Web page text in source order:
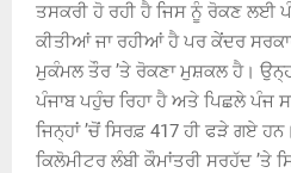
ਤਸਕਰੀ ਹੋ ਰਹੀ ਹੈ ਜਿਸ ਨੂੰ ਰੋਕਣ ਲਈ
ਕੀਤੀਆਂ ਜਾ ਰਹੀਆਂ ਹੈ ਪਰ ਕੇਂਦਰ
ਮੁਕੰਮਲ ਤੌਰ ’ਤੇ ਰੋਕਣਾ ਮੁਸ਼ਕਲ ਹੈ। ਉਨ੍ਹਾਂ
ਪੰਜਾਬ ਪਹੁੰਚ ਰਿਹਾ ਹੈ ਅਤੇ ਪਿਛਲੇ ਪੰਜ
ਜਿਨ੍ਹਾਂ ’ਚੋਂ ਸਿਰਫ਼ 417 ਹੀ ਫੜੇ ਗਏ
ਕਿਲੋਮੀਟਰ ਲੰਬੀ ਕੌਮਾਂਤਰੀ ਸਰਹੱਦ ’ਤੇ